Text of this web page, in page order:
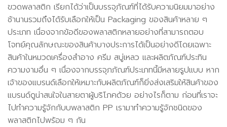
ขวดพลาสติก เรียกได้ว่าเป็นบรรจุภัณฑ์ที่ได้รับความนิยมมาอย่าง
ช้านานรวมถึงได้รับเลือกให้เป็น Packaging ของสินค้าหลาย ๆ
ประเภท เนื่องจากข้อดีของพลาสติกหลายอย่างที่สามารถตอบ
โจทย์คุณลักษณะของสินค้าบางประการได้เป็นอย่างดีโดยเฉพาะ
สินค้าในหมวดเครื่องสำอาง ครีม สบู่เหลว และผลิตภัณฑ์ประทิน
ความงามอื่น ๆ เนื่องจากบรรจุภภัณฑ์ประเภทนี้มีหลายรูปแบบ หาก
เจ้าของแบรนด์เลือกให้เหมาะกับผลิตภัณฑ์ก็ยิ่งส่งเสริมให้สินค้าของ
แบรนด์ดูน่าสนใจในสายตาผู้บริโภคด้วย อย่างไรก็ตาม ก่อนที่เราจะ
ไปทำความรู้จักกับบพลาสติก PP เรามาทำความรู้จักชนิดของ
พลาสติกไปพร้อม ๆ กัน